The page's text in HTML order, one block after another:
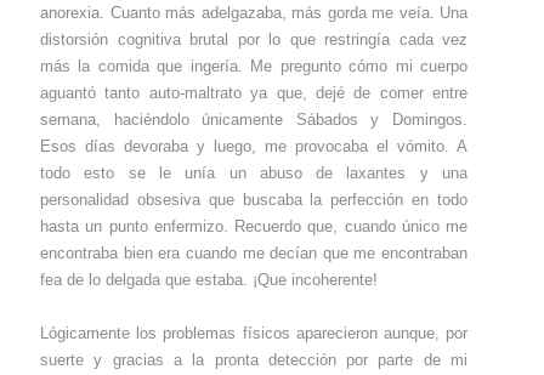
anorexia. Cuanto más adelgazaba, más gorda me veía. Una
distorsión cognitiva brutal por lo que restringía cada vez
más la comida que ingería. Me pregunto cómo mi cuerpo
aguantó tanto auto-maltrato ya que, dejé de comer entre
semana, haciéndolo únicamente Sábados y Domingos.
Esos días devoraba y luego, me provocaba el vómito. A
todo esto se le unía un abuso de laxantes y una
personalidad obsesiva que buscaba la perfección en todo
hasta un punto enfermizo. Recuerdo que, cuando único me
encontraba bien era cuando me decían que me encontraban
fea de lo delgada que estaba. ¡Que incoherente!
Lógicamente los problemas físicos aparecieron aunque, por
suerte y gracias a la pronta detección por parte de mi